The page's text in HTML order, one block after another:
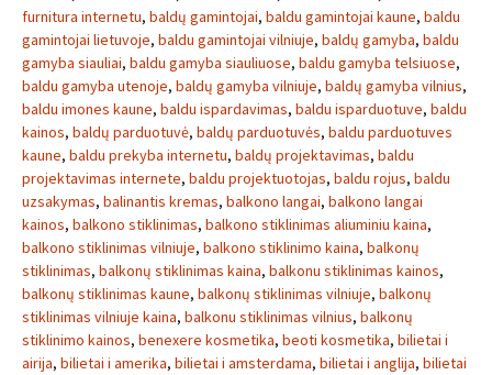
furnitura internetu, baldų gamintojai, baldu gamintojai kaune, baldu
gamintojai lietuvoje, baldu gamintojai vilniuje, baldų gamyba, baldu
gamyba siauliai, baldu gamyba siauliuose, baldu gamyba telsiuose,
baldu gamyba utenoje, baldų gamyba vilniuje, baldų gamyba vilnius,
baldu imones kaune, baldu ispardavimas, baldu isparduotuve, baldu
kainos, baldų parduotuvė, baldų parduotuvės, baldu parduotuves
kaune, baldu prekyba internetu, baldų projektavimas, baldu
projektavimas internete, baldu projektuotojas, baldu rojus, baldu
uzsakymas, balinantis kremas, balkono langai, balkono langai
kainos, balkono stiklinimas, balkono stiklinimas aliuminiu kaina,
balkono stiklinimas vilniuje, balkono stiklinimo kaina, balkonų
stiklinimas, balkonų stiklinimas kaina, balkonu stiklinimas kainos,
balkonų stiklinimas kaune, balkonų stiklinimas vilniuje, balkonų
stiklinimas vilniuje kaina, balkonu stiklinimas vilnius, balkonų
stiklinimo kainos, benexere kosmetika, beoti kosmetika, bilietai i
airija, bilietai i amerika, bilietai i amsterdama, bilietai i anglija, bilietai